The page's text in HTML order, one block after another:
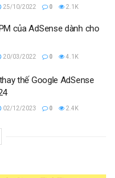
25/10/2022 0 2.1K
của AdSense dành cho
20/03/2022 0 4.1K
thế Google AdSense
02/12/2023 0 2.4K